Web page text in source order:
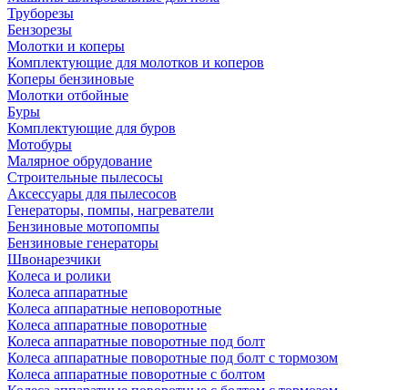
Труборезы
Бензорезы
Молотки и коперы
Комплектующие для молотков и коперов
Коперы бензиновые
Молотки отбойные
Буры
Комплектующие для буров
Мотобуры
Малярное обрудование
Строительные пылесосы
Аксессуары для пылесосов
Генераторы, помпы, нагреватели
Бензиновые мотопомпы
Бензиновые генераторы
Швонарезчики
Колеса и ролики
Колеса аппаратные
Колеса аппаратные неповоротные
Колеса аппаратные поворотные
Колеса аппаратные поворотные под болт
Колеса аппаратные поворотные под болт с тормозом
Колеса аппаратные поворотные с болтом